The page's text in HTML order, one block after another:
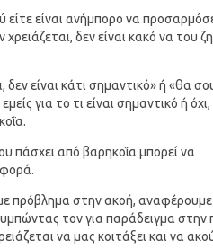
είτε είναι ανήμπορο να
δεν είναι κακό να του
είναι κάτι σημαντικό» ή «θα
για το τι είναι σημαντικό ή
πάσχει από βαρηκοΐα μπορεί να
πρόβλημα στην ακοή,
τον για παράδειγμα στην
να μας κοιτάξει και να